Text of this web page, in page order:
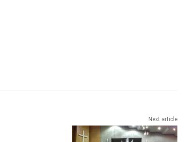
Next article